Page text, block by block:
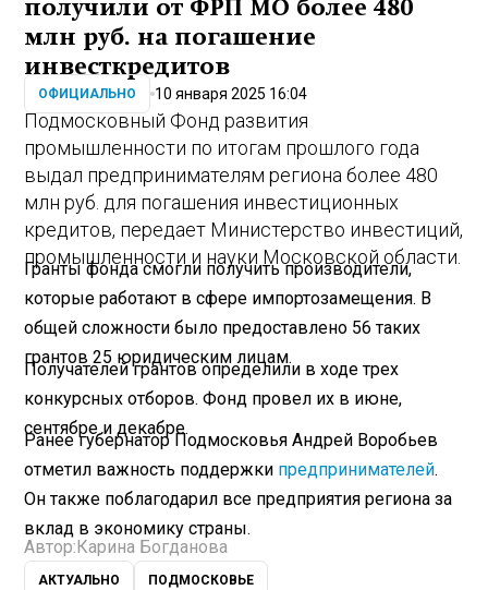
получили от ФРП МО более 480
млн руб. на погашение
инвесткредитов
ОФИЦИАЛЬНО 10 января 2025 16:04
Подмосковный Фонд развития
промышленности по итогам прошлого года
выдал предпринимателям региона более 480
млн руб. для погашения инвестиционных
кредитов, передает Министерство инвестиций,
промышленности и науки Московской области.
Гранты фонда смогли получить производители,
которые работают в сфере импортозамещения. В
общей сложности было предоставлено 56 таких
грантов 25 юридическим лицам.
Получателей грантов определили в ходе трех
конкурсных отборов. Фонд провел их в июне,
сентябре и декабре.
Ранее губернатор Подмосковья Андрей Воробьев
отметил важность поддержки предпринимателей.
Он также поблагодарил все предприятия региона за
вклад в экономику страны.
Автор: Карина Богданова
АКТУАЛЬНО ПОДМОСКОВЬЕ